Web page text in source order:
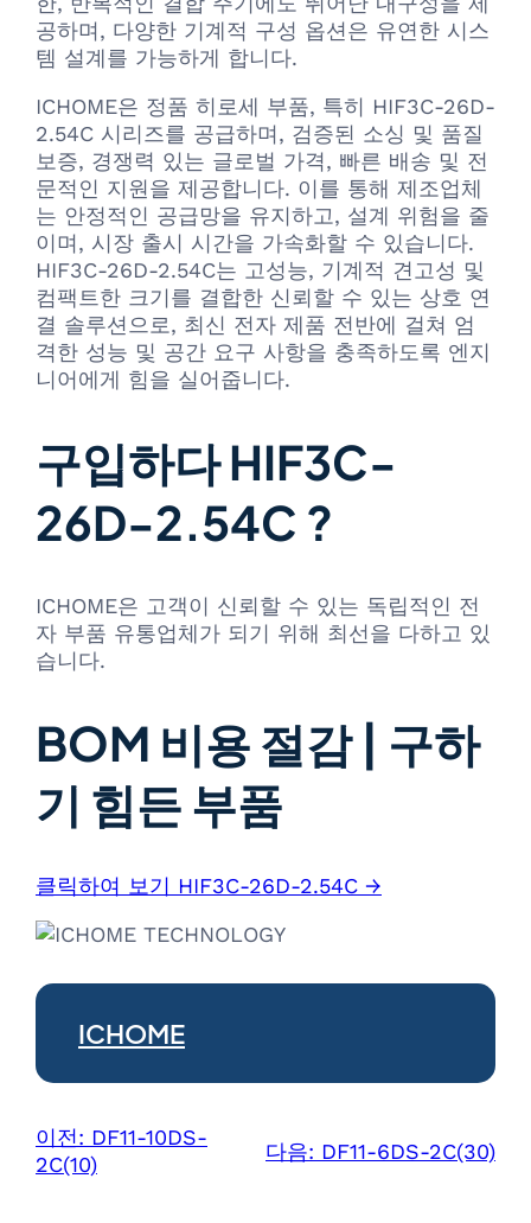
공하며, 다양한 기계적 구성 옵션은 유연한 시스
템 설계를 가능하게 합니다.
ICHOME은 정품 히로세 부품, 특히 HIF3C-26D-
2.54C 시리즈를 공급하며, 검증된 소싱 및 품질
보증, 경쟁력 있는 글로벌 가격, 빠른 배송 및 전
문적인 지원을 제공합니다. 이를 통해 제조업체
는 안정적인 공급망을 유지하고, 설계 위험을 줄
이며, 시장 출시 시간을 가속화할 수 있습니다.
HIF3C-26D-2.54C는 고성능, 기계적 견고성 및
컴팩트한 크기를 결합한 신뢰할 수 있는 상호 연
결 솔루션으로, 최신 전자 제품 전반에 걸쳐 엄
격한 성능 및 공간 요구 사항을 충족하도록 엔지
니어에게 힘을 실어줍니다.
구입하다 HIF3C-
26D-2.54C ?
ICHOME은 고객이 신뢰할 수 있는 독립적인 전
자 부품 유통업체가 되기 위해 최선을 다하고 있
습니다.
BOM 비용 절감 | 구하
기 힘든 부품
클릭하여 보기 HIF3C-26D-2.54C →
ICHOME
이전: DF11-10DS-
2C(10)
다음: DF11-6DS-2C(30)